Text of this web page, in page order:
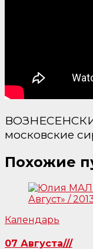
московские
Похожие
Календарь
07 Августа///